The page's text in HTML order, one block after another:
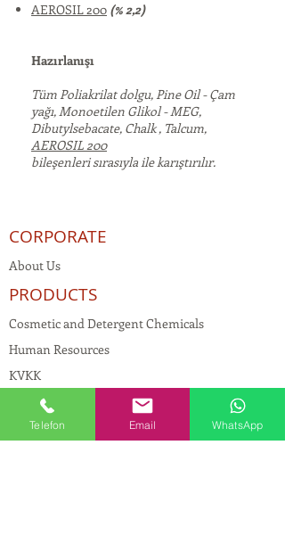
AEROSIL 200 (% 2,2)
Hazırlanışı
Tüm Poliakrilat dolgu, Pine Oil - Çam
yağı, Monoetilen Glikol - MEG,
Dibutylsebacate, Chalk , Talcum,
AEROSIL 200
bileşenleri sırasıyla ile karıştırılır.
CORPORATE
About Us
PRODUCTS
Cosmetic and Detergent Chemicals
Human Resources
KVKK
Quality Policy
Textile Chemicals
Telefon Email WhatsApp